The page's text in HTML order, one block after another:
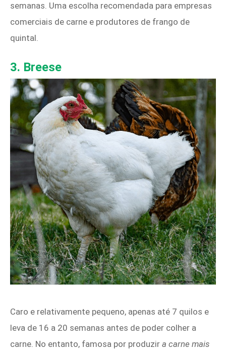
semanas. Uma escolha recomendada para empresas
comerciais de carne e produtores de frango de
quintal.
3. Breese
Caro e relativamente pequeno, apenas até 7 quilos e
leva de 16 a 20 semanas antes de poder colher a
carne. No entanto, famosa por produzir a carne mais